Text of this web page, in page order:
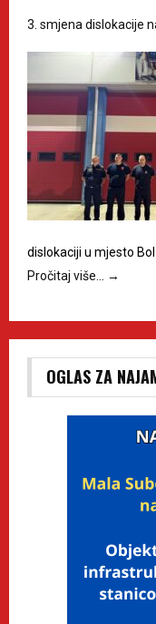
3. smjena dislokacije
dislokaciji u mjesto
Pročitaj više…
→
OGLAS ZA